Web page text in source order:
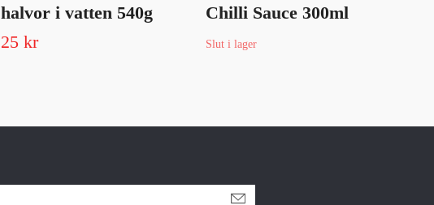
halvor i vatten 540g
25 kr
Chilli Sauce 300ml
Slut i lager